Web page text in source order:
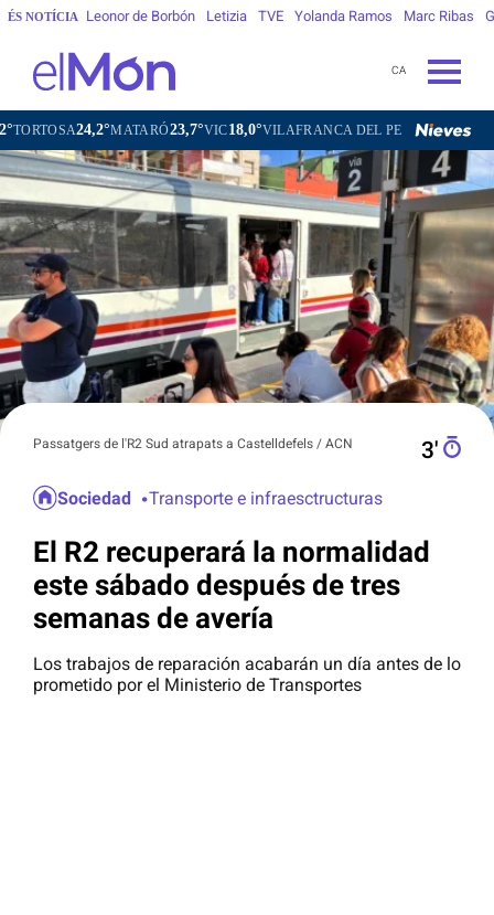
ÉS NOTÍCIA Leonor de Borbón Letizia TVE Yolanda Ramos Marc Ribas
CA
24,2°MATARÓ23,7°VIC18,0°VILAFRANCA DEL PENEDÈS21,2°VILANOVA
Passatgers de l'R2 Sud atrapats a Castelldefels / ACN 3′
Sociedad Transporte e infraesctructuras
El R2 recuperará la normalidad
este sábado después de tres
semanas de avería
Los trabajos de reparación acabarán un día antes de lo
prometido por el Ministerio de Transportes